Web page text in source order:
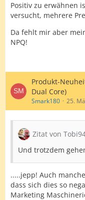
Positiv zu erwähnen
versucht, mehrere
Da fehlt mir aber
NPQ!
Produkt-
Dual Core)
Smark180 25.
Zitat von
Und trotzdem
.....jepp! Auch
dass sich dies so
Marketing